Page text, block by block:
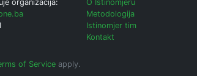
organizacija:
O Istinomjeru
Metodologija
Istinomjer tim
Kontakt
of Service apply.